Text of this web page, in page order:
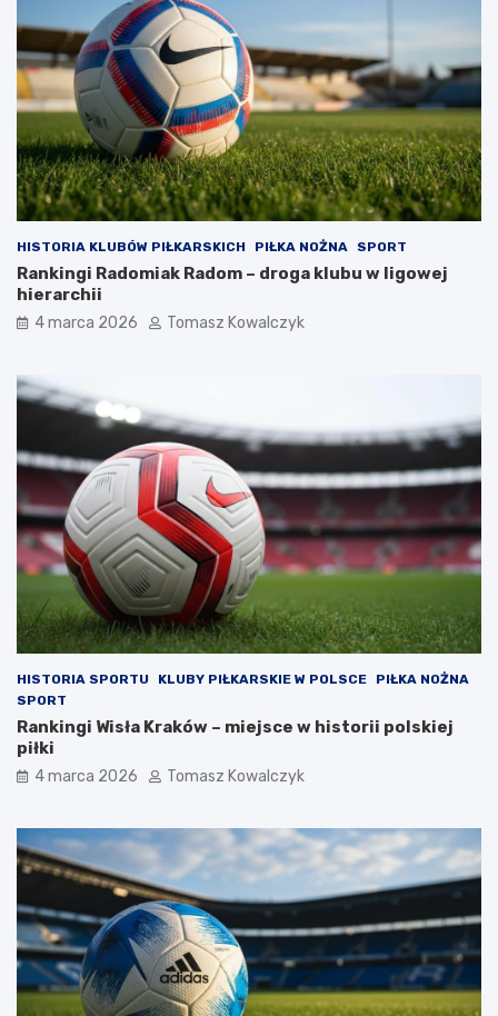
HISTORIA KLUBÓW PIŁKARSKICH PIŁKA NOŻNA SPORT
Rankingi Radomiak Radom – droga klubu w ligowej
hierarchii
4 marca 2026 Tomasz Kowalczyk
HISTORIA SPORTU KLUBY PIŁKARSKIE W POLSCE
PIŁKA NOŻNA
SPORT
Rankingi Wisła Kraków – miejsce w historii polskiej
piłki
4 marca 2026 Tomasz Kowalczyk